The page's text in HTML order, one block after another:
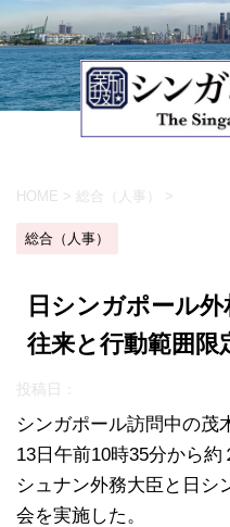
HOME > 総合（人事） >
総合（人事）
日シンガポール
往来と行動範囲限
投稿日：
シンガポール訪問中の茂
13日午前10時35分から
シュナン外務大臣と日シ
会を実施した。